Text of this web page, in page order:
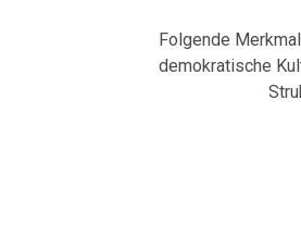
Folgende
demokratische